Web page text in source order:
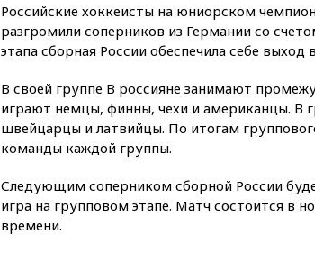
Российские хоккеисты на юниорском
разгромили соперников из Германии со
этапа сборная России обеспечила себе
В своей группе B россияне занимают
играют немцы, финны, чехи и американцы. В
швейцарцы и латвийцы. По итогам
команды каждой группы.
Следующим соперником сборной России
игра на групповом этапе. Матч состоится в
времени.